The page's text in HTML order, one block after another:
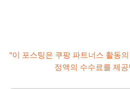
"이 포스팅은 쿠팡 파트너스 활동
정액의 수수료를 제